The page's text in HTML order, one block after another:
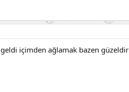
içimden ağlamak bazen güzeldir